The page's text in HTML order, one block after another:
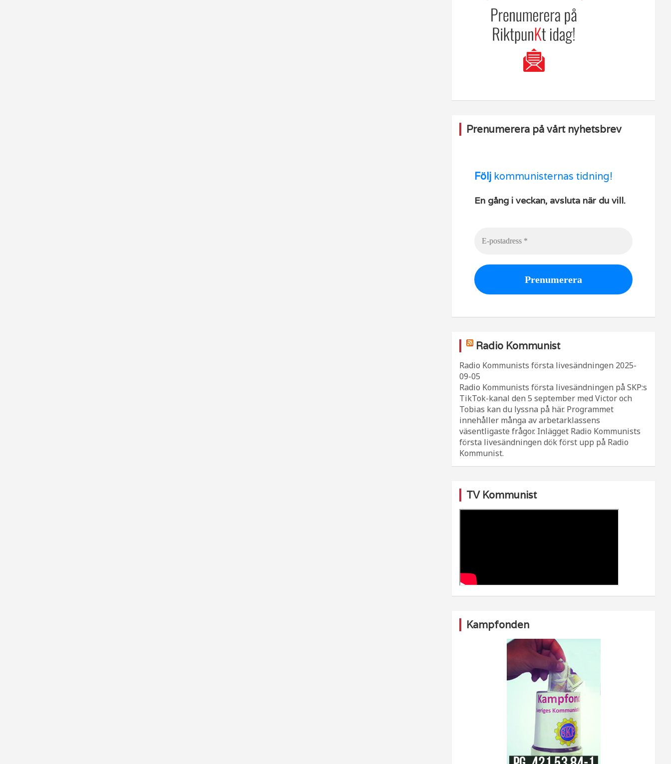
Prenumerera på vårt nyhetsbrev
Följ kommunisternas tidning!
En gång i veckan, avsluta när du vill.
Radio Kommunist
Radio Kommunists första livesändningen 2025-
09-05
Radio Kommunists första livesändningen på SKP:s
TikTok-kanal den 5 september med Victor och
Tobias kan du lyssna på här. Programmet
innehåller många av arbetarklassens
väsentligaste frågor. Inlägget Radio Kommunists
första livesändningen dök först upp på Radio
Kommunist.
TV Kommunist
Kampfonden